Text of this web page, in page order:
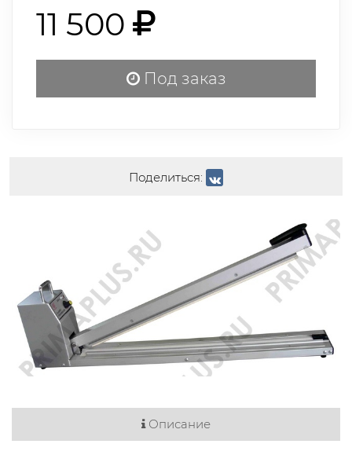
11 500
Под заказ
Поделиться:
Описание